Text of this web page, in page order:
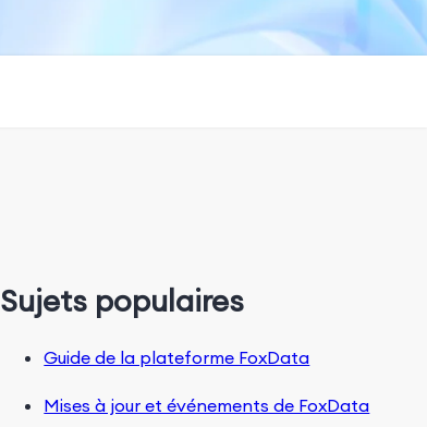
Sujets populaires
Guide de la plateforme FoxData
Mises à jour et événements de FoxData